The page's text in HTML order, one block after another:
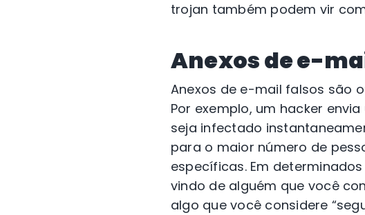
trojan também podem vir
Anexos de e-
Anexos de e-mail falsos são
Por exemplo, um hacker
seja infectado
para o maior número de
específicas. Em
vindo de alguém que você
algo que você considere